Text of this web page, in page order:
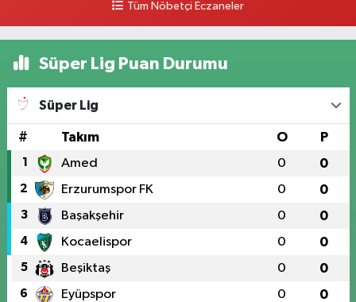
Tüm Nöbetçi Eczaneler
Süper Lig Puan Durumu
Süper Lig
# Takım O P
1 Amed 0 0
2 Erzurumspor FK 0 0
3 Başakşehir 0 0
4 Kocaelispor 0 0
5 Beşiktaş 0 0
6 Eyüpspor 0 0